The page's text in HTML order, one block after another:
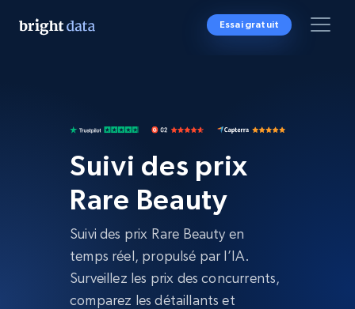
Essai gratuit
Suivi des prix
Rare Beauty
Suivi des prix Rare Beauty en
temps réel, propulsé par l’IA.
Surveillez les prix des concurrents,
comparez les détaillants et